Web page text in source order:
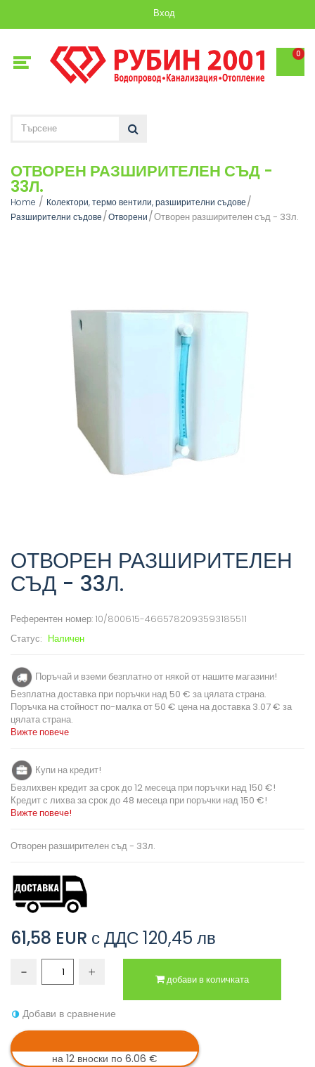
Вход
0
ОТВОРЕН РАЗШИРИТЕЛЕН СЪД -
33Л.
Home
Колектори, термо вентили, разширителни съдове
Разширителни съдове Отворени Отворен разширителен съд - 33л.
ОТВОРЕН РАЗШИРИТЕЛЕН
СЪД - 33Л.
Референтен номер: 10/800615-4665782093593185511
Статус: Наличен
Поръчай и вземи безплатно от някой от нашите магазини!
Безплатна доставка при поръчки над 50 € за цялата страна.
Поръчка на стойност по-малка от 50 € цена на доставка 3.07 € за
цялата страна.
Вижте повече
Купи на кредит!
Безлихвен кредит за срок до 12 месеца при поръчки над 150 €!
Кредит с лихва за срок до 48 месеца при поръчки над 150 €!
Вижте повече!
Отворен разширителен съд - 33л.
61,58 EUR с ДДС 120,45 лв
добави в количката
Добави в сравнение
на 12 вноски по 6.06 €